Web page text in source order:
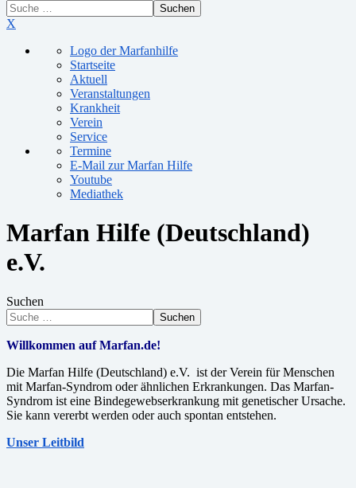
Suchen
X
Logo der Marfanhilfe
Startseite
Aktuell
Veranstaltungen
Krankheit
Verein
Service
Termine
E-Mail zur Marfan Hilfe
Youtube
Mediathek
Marfan Hilfe (Deutschland)
e.V.
Suchen
Suchen
Willkommen auf Marfan.de!
Die Marfan Hilfe (Deutschland) e.V. ist der Verein für Menschen
mit Marfan-Syndrom oder ähnlichen Erkrankungen. Das Marfan-
Syndrom ist eine Bindegewebserkrankung mit genetischer Ursache.
Sie kann vererbt werden oder auch spontan entstehen.
Unser Leitbild